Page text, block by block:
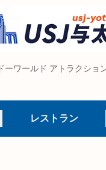
ワールド アトラクショ
レストラン